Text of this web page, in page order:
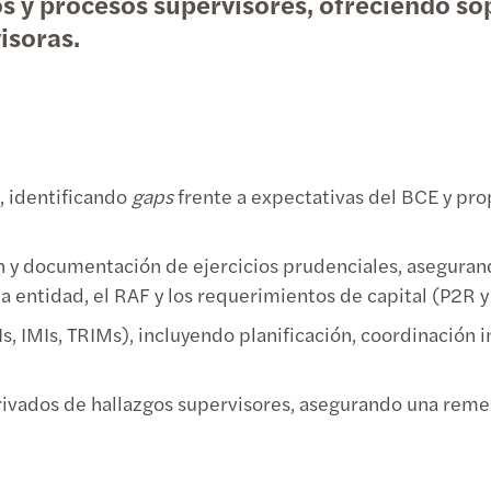
El
Foro
identificando gapsfrente a expectativas del BCE y
documentación de ejercicios prudenciales,
el RAF y los requerimientos de capital (P2R y
IMIs, TRIMs), incluyendo planificación, coordinación
de hallazgos supervisores, asegurando una